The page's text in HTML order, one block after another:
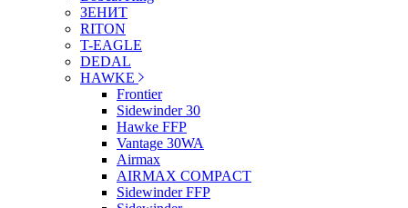
ЗЕНИТ
RITON
T-EAGLE
DEDAL
HAWKE
Frontier
Sidewinder 30
Hawke FFP
Vantage 30WA
Airmax
AIRMAX COMPACT
Sidewinder FFP